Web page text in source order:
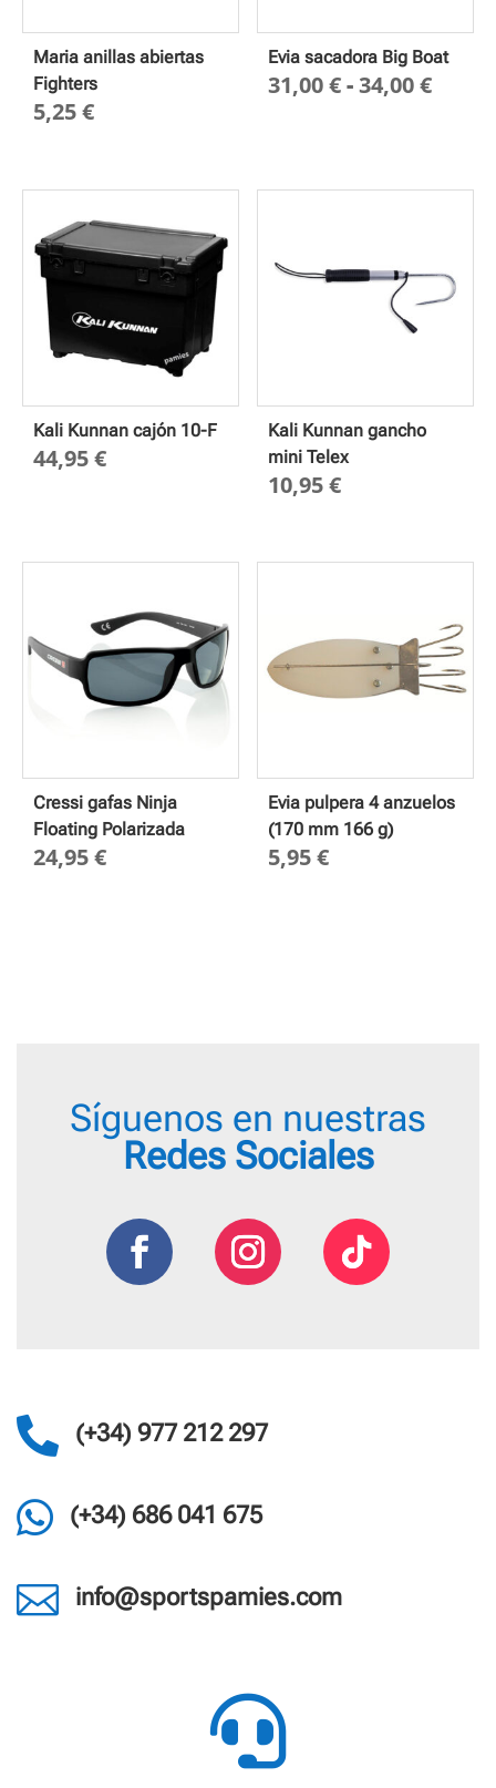
Maria anillas abiertas
Fighters
5,25€
Evia sacadora Big Boat
31,00€-34,00€
31,00
Kali Kunnan cajón 10-F
44,95€
Kali Kunnan gancho
mini Telex
10,95€
Cressi gafas Ninja
Floating Polarizada
24,95€
Evia pulpera 4 anzuelos
(170 mm 166 g)
5,95€
Síguenos en nuestras
Redes Sociales
 (+34) 977 212 297
 (+34) 686 041 675
 info@sportspamies.com
